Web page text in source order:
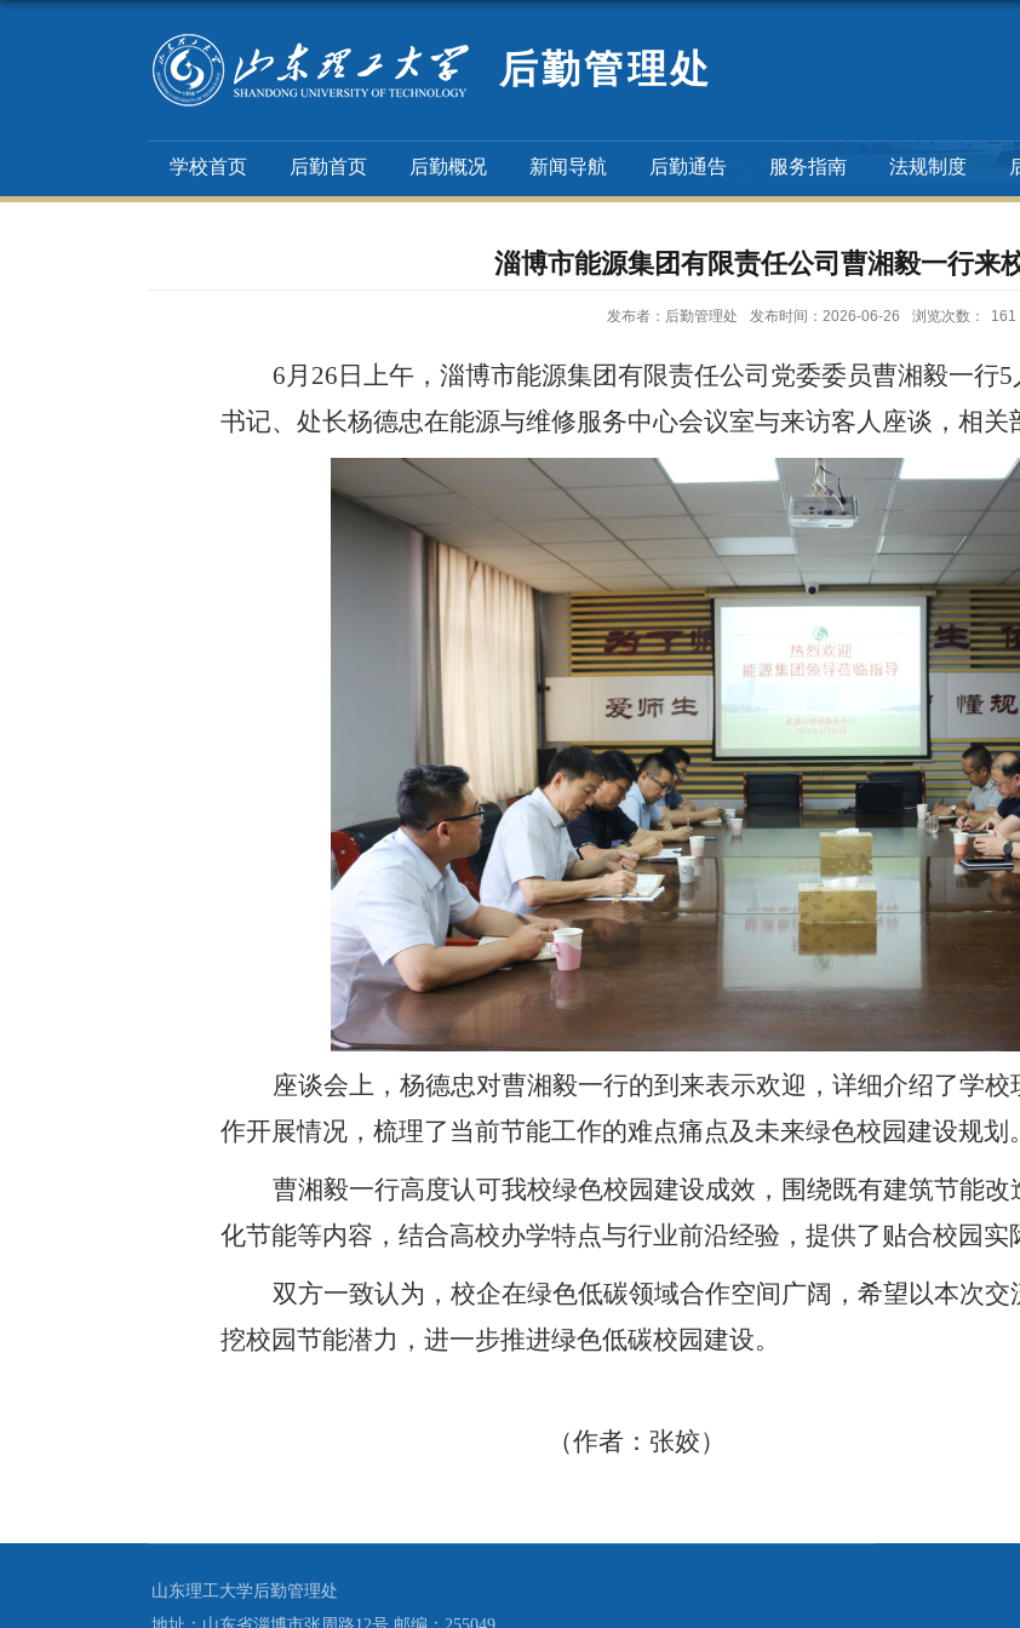
后勤管理处
学校首页 后勤首页 后勤概况 新闻导航 后勤通告 服务指南 法规制度
淄博市能源集团有限责任公司曹湘毅一行来
发布者：后勤管理处 发布时间：2026-06-26 浏览次数： 161
6月26日上午，淄博市能源集团有限责任公司党委委员曹湘毅一行5
书记、处长杨德忠在能源与维修服务中心会议室与来访客人座谈，相关
座谈会上，杨德忠对曹湘毅一行的到来表示欢迎，详细介绍了学
作开展情况，梳理了当前节能工作的难点痛点及未来绿色校园建设规划。
曹湘毅一行高度认可我校绿色校园建设成效，围绕既有建筑节能
化节能等内容，结合高校办学特点与行业前沿经验，提供了贴合校园实
双方一致认为，校企在绿色低碳领域合作空间广阔，希望以本次
挖校园节能潜力，进一步推进绿色低碳校园建设。
（作者：张姣）
山东理工大学后勤管理处